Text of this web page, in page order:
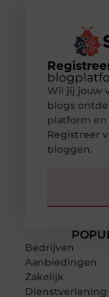
Bedrijven
Aanbiedingen
Zakelijk
Dienstverlening
Wil jij jouw
blogs
platform
Registreer
bloggen.